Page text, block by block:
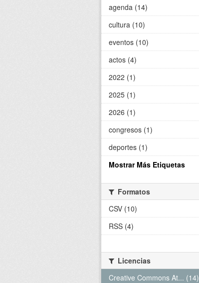
agenda (14)
cultura (10)
eventos (10)
actos (4)
2022 (1)
2025 (1)
2026 (1)
congresos (1)
deportes (1)
Mostrar Más Etiquetas
Formatos
CSV (10)
RSS (4)
Licencias
Creative Commons At... (14)